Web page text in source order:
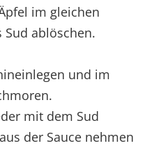
im gleichen
ablöschen.
und im
mit dem Sud
der Sauce nehmen